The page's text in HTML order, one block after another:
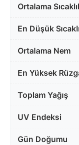
Ortalama
En Düşük
Ortalama Nem
En Yüksek
Toplam Yağış
UV Endeksi
Gün Doğumu